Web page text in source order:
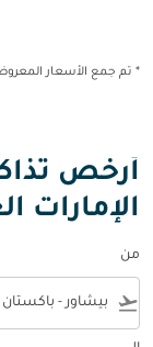
* تم جمع الأسعار المعروضة خلال آخر 48 ساعة وقد لا
أرخص
الإمارات
من
flight_takeoff